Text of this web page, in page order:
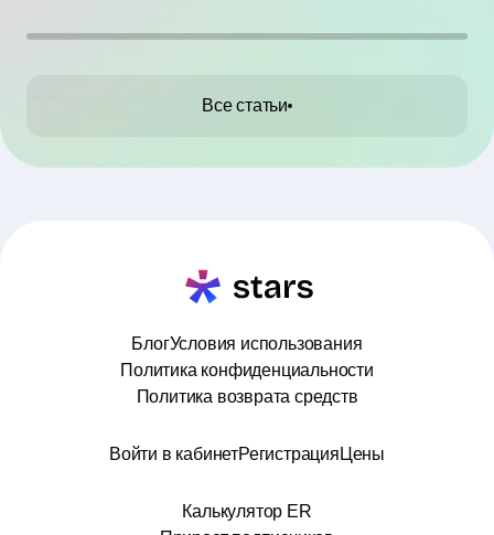
Все статьи
БлогУсловия использования
Политика конфиденциальности
Политика возврата средств
Войти в кабинетРегистрация Цены
Калькулятор ER